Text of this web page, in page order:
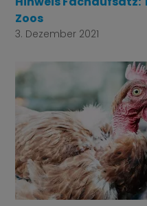
Zoos
3. Dezember 2021